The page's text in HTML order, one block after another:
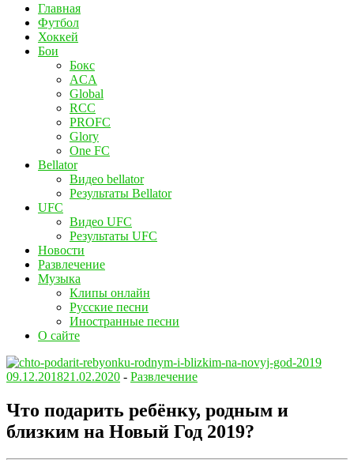
Главная
Футбол
Хоккей
Бои
Бокс
ACA
Global
RCC
PROFC
Glory
One FC
Bellator
Видео bellator
Результаты Bellator
UFC
Видео UFC
Результаты UFC
Новости
Развлечение
Музыка
Клипы онлайн
Русские песни
Иностранные песни
О сайте
09.12.201821.02.2020 - Развлечение
Что подарить ребёнку, родным и
близким на Новый Год 2019?